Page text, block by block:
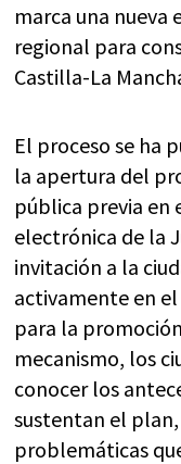
marca una nueva
regional para
Castilla-La
El proceso se ha
la apertura del
pública previa en
electrónica de la
invitación a la
activamente en
para la
mecanismo, los
conocer los
sustentan el
problemáticas